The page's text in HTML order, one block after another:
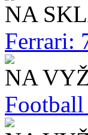
NA
Ferrari:
NA